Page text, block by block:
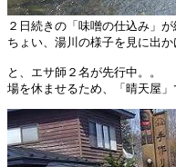
２日続きの「味噌の仕込み」が
ちょい、湯川の様子を見に出か
と、エサ師２名が先行中。。